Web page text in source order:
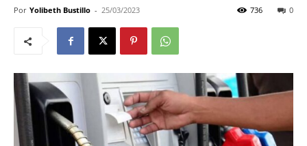
Por Yolibeth Bustillo - 25/03/2023 0
736